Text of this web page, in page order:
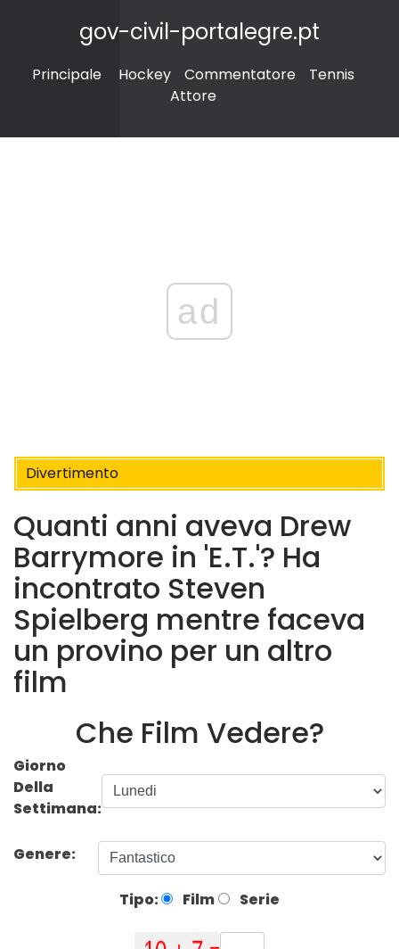
gov-civil-portalegre.pt
Principale Hockey Commentatore
Tennis
Attore
ad
Divertimento
Quanti anni aveva Drew
Barrymore in 'E.T.'? Ha
incontrato Steven
Spielberg mentre faceva
un provino per un altro
film
Che Film Vedere?
Giorno
Della
Settimana:
Genere:
Tipo: Film Serie